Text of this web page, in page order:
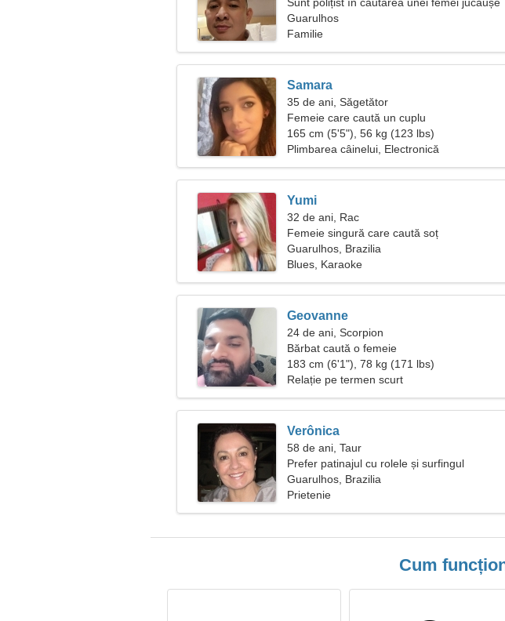
Guarulhos
Familie
Samara
35 de ani, Săgetător
Femeie care caută un cuplu
165 cm (5'5"), 56 kg (123 lbs)
Plimbarea câinelui, Electronică
Yumi
32 de ani, Rac
Femeie singură care caută soț
Guarulhos, Brazilia
Blues, Karaoke
Geovanne
24 de ani, Scorpion
Bărbat caută o femeie
183 cm (6'1"), 78 kg (171 lbs)
Relație pe termen scurt
Verônica
58 de ani, Taur
Prefer patinajul cu rolele și surfingul
Guarulhos, Brazilia
Prietenie
Cum